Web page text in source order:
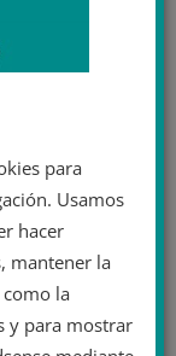
para
Usamos
hacer
mantener la
la
y para mostrar